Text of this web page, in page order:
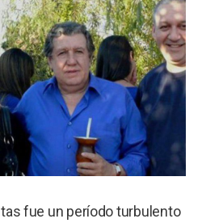
fue un período turbulento